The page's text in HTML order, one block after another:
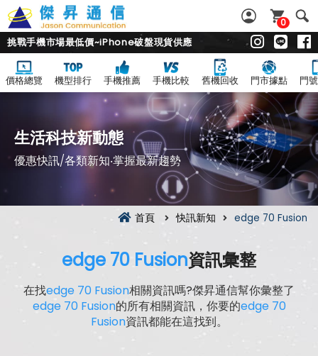
0
挑戰手機市場最低價~iPhone破盤現貨供應
價格總覽 機型排行 手機推薦 手機比較 舊機回收 門市據點 門
生活科技新動態
優惠快訊/各類新知‧掌握最新趨勢
首頁 快訊新知 edge 70 Fusion
edge 70 Fusion資訊彙整
在找edge 70 Fusion相關資訊嗎?傑昇通信幫你彙整了
edge 70 Fusion的所有相關資訊，你要的edge 70
Fusion資訊都能在這找到。